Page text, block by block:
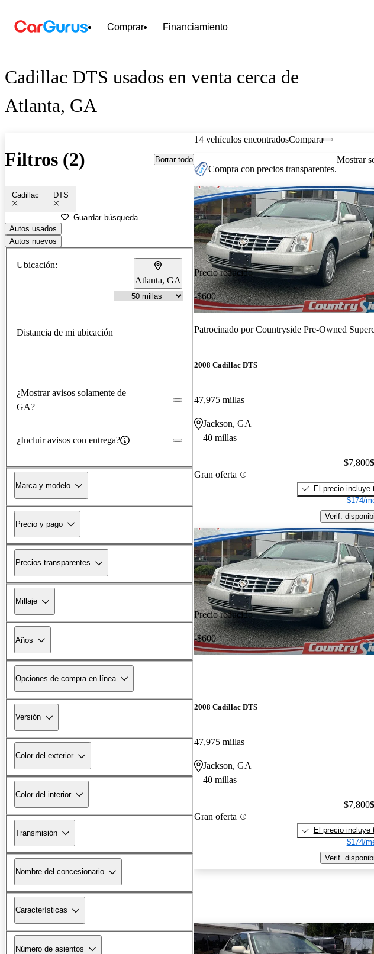
Comprar Financiamiento
Cadillac DTS usados en venta cerca de
Atlanta, GA
Filtros (2) Borrar todo
Cadillac DTS
Guardar búsqueda
Autos usados
Autos nuevos
Ubicación:
Atlanta, GA
Distancia de mi ubicación
¿Mostrar avisos solamente de
GA?
¿Incluir avisos con entrega?
Marca y modelo
Precio y pago
Precios transparentes
Millaje
Años
Opciones de compra en línea
Versión
Color del exterior
Color del interior
Transmisión
Nombre del concesionario
Características
Número de asientos
14 vehículos encontradosCompara
Compra con precios transparentes.
Mostrar
Precio reducido
-$600
Patrocinado porCountryside Pre-Owned
2008 Cadillac DTS
47,975 millas
Jackson, GA
40 millas
Gran oferta
$7,800
El precio incluye
$174/
Verif.
Precio reducido
-$600
2008 Cadillac DTS
47,975 millas
Jackson, GA
40 millas
Gran oferta
$7,800
El precio incluye
$174/
Verif.